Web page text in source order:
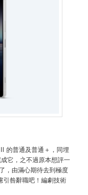
的普通及普通＋，同埋
它，之不過原本想評一
由滿心期待去到極度
引咎辭職吧！編劇技術